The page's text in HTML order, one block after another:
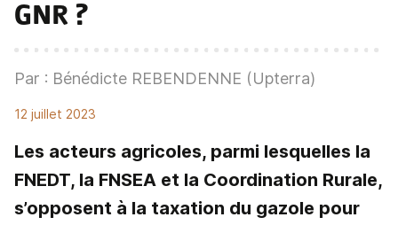
GNR ?
Par : Bénédicte REBENDENNE (Upterra)
12 juillet 2023
Les acteurs agricoles, parmi lesquelles la
FNEDT, la FNSEA et la Coordination Rurale,
s’opposent à la taxation du gazole pour